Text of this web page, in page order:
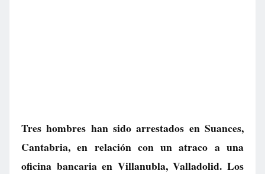
Tres hombres han sido arrestados en Suances,
Cantabria, en relación con un atraco a una
oficina bancaria en Villanubla, Valladolid. Los